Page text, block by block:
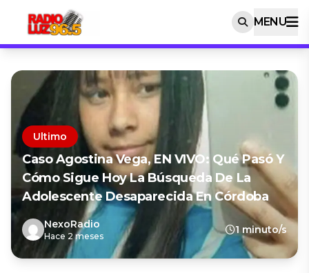
MENU
Ultimo
Caso Agostina Vega, EN VIVO: Qué Pasó Y
Cómo Sigue Hoy La Búsqueda De La
Adolescente Desaparecida En Córdoba
NexoRadio
Hace 2 meses
1 minuto/s